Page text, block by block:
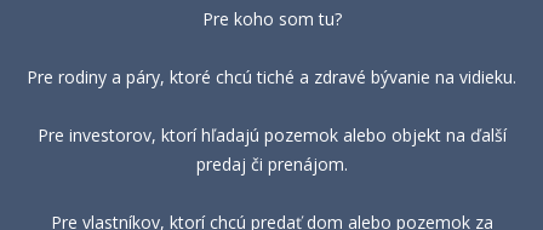
Pre koho som tu?
Pre rodiny a páry, ktoré chcú tiché a zdravé bývanie na vidieku.
Pre investorov, ktorí hľadajú pozemok alebo objekt na ďalší
predaj či prenájom.
Pre vlastníkov, ktorí chcú predať dom alebo pozemok za